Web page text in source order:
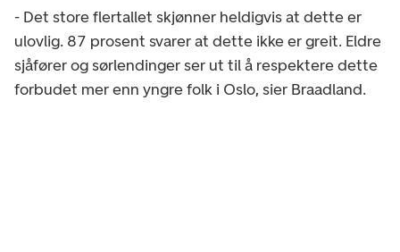
- Det store flertallet skjønner heldigvis at dette er
ulovlig. 87 prosent svarer at dette ikke er greit. Eldre
sjåfører og sørlendinger ser ut til å respektere dette
forbudet mer enn yngre folk i Oslo, sier Braadland.